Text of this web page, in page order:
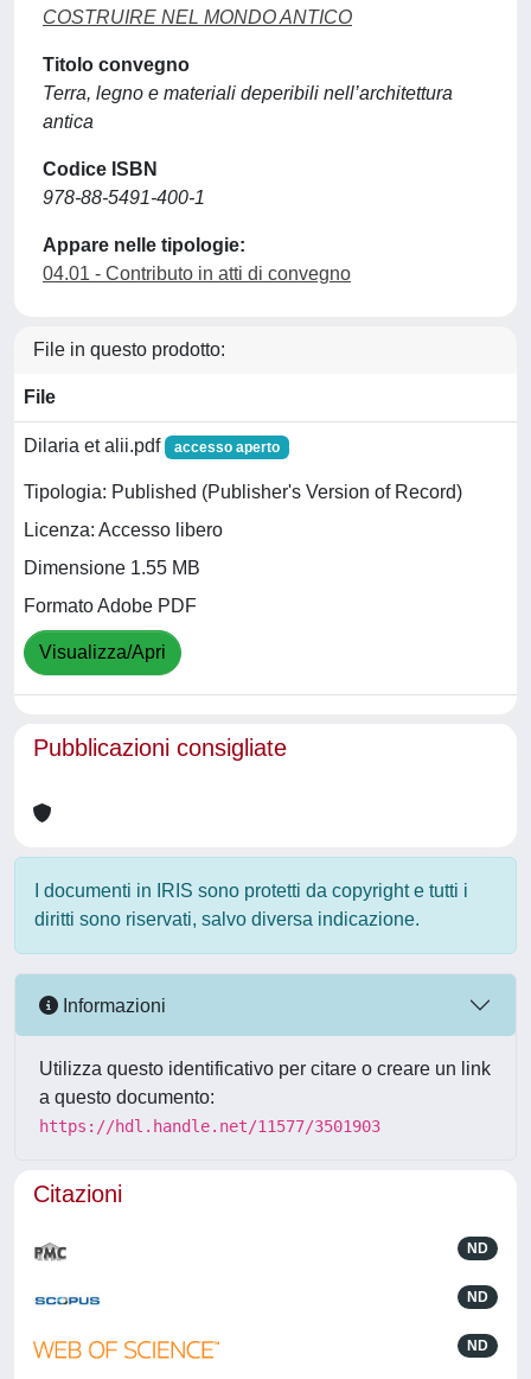
COSTRUIRE NEL MONDO ANTICO
Titolo convegno
Terra, legno e materiali deperibili nell’architettura
antica
Codice ISBN
978-88-5491-400-1
Appare nelle tipologie:
04.01 - Contributo in atti di convegno
File in questo prodotto:
File
Dilaria et alii.pdf accesso aperto
Tipologia: Published (Publisher's Version of Record)
Licenza: Accesso libero
Dimensione 1.55 MB
Formato Adobe PDF
Visualizza/Apri
Pubblicazioni consigliate
I documenti in IRIS sono protetti da copyright e tutti i
diritti sono riservati, salvo diversa indicazione.
Informazioni
Utilizza questo identificativo per citare o creare un link
a questo documento:
https://hdl.handle.net/11577/3501903
Citazioni
ND
ND
ND